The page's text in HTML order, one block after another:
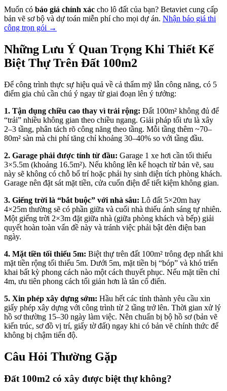
Muốn có báo giá chính xác cho lô đất của bạn? Betaviet cung cấp
bản vẽ sơ bộ và dự toán miễn phí cho mọi dự án. Nhận báo giá thi
công trọn gói →
Những Lưu Ý Quan Trọng Khi Thiết Kế
Biệt Thự Trên Đất 100m2
Để công trình thực sự hiệu quả về cả thẩm mỹ lẫn công năng, có 5
điểm gia chủ cần chú ý ngay từ giai đoạn lên ý tưởng:
1. Tận dụng chiều cao thay vì trải rộng: Đất 100m² không đủ để
“trải” nhiều không gian theo chiều ngang. Giải pháp tối ưu là xây
2–3 tầng, phân tách rõ công năng theo tầng. Mỗi tầng thêm ~70–
80m² sàn mà chi phí tăng chỉ khoảng 30–40% so với tầng đầu.
2. Garage phải được tính từ đầu: Garage 1 xe hơi cần tối thiểu
3×5.5m (khoảng 16.5m²). Nếu không lên kế hoạch từ bản vẽ, sau
này sẽ không có chỗ bố trí hoặc phải hy sinh diện tích phòng khách.
Garage nên đặt sát mặt tiền, cửa cuốn điện để tiết kiệm không gian.
3. Giếng trời là “bắt buộc” với nhà sâu: Lô đất 5×20m hay
4×25m thường sẽ có phần giữa và cuối nhà thiếu ánh sáng tự nhiên.
Một giếng trời 2×3m đặt giữa nhà (giữa phòng khách và bếp) giải
quyết hoàn toàn vấn đề này và tránh việc phải bật đèn điện ban
ngày.
4. Mặt tiền tối thiểu 5m: Biệt thự trên đất 100m² trông đẹp nhất khi
mặt tiền rộng tối thiểu 5m. Dưới 5m, mặt tiền bị “bóp” và khó triển
khai bất kỳ phong cách nào một cách thuyết phục. Nếu mặt tiền chỉ
4m, ưu tiên phong cách tối giản hơn là tân cổ điển.
5. Xin phép xây dựng sớm: Hầu hết các tỉnh thành yêu cầu xin
giấy phép xây dựng với công trình từ 2 tầng trở lên. Thời gian xử lý
hồ sơ thường 15–30 ngày làm việc. Nên chuẩn bị bộ hồ sơ (bản vẽ
kiến trúc, sơ đồ vị trí, giấy tờ đất) ngay khi có bản vẽ chính thức để
không bị chậm tiến độ.
Câu Hỏi Thường Gặp
Đất 100m2 có xây được biệt thự không?